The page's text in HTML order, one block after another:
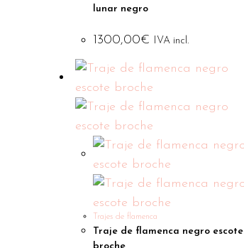
lunar negro
1300,00€ IVA incl.
Trajes de flamenca
Traje de flamenca negro escote
broche